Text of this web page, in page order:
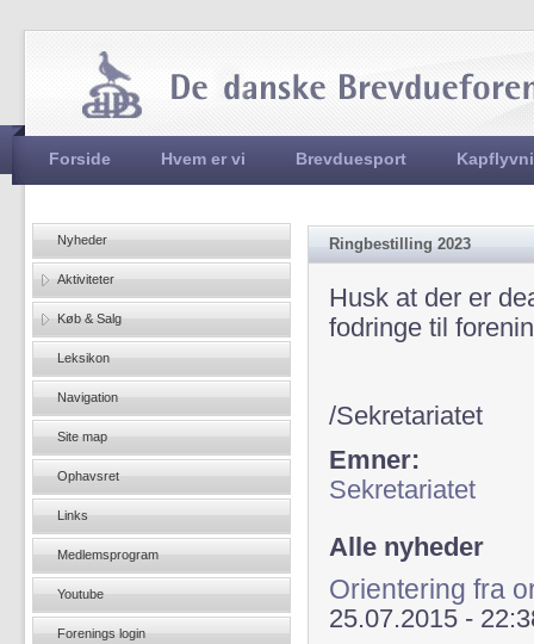
Hovedmenu
Forside Hvem er vi Brevduesport
Ringbestilling 2023
Husk at der er
fodringe til
/Sekretariatet
Emner:
Sekretariatet
Alle nyheder
Orientering fra
25.07.2015 -
Nyheder
Aktiviteter
Køb & Salg
Leksikon
Navigation
Site map
Ophavsret
Links
Medlemsprogram
Youtube
Forenings login